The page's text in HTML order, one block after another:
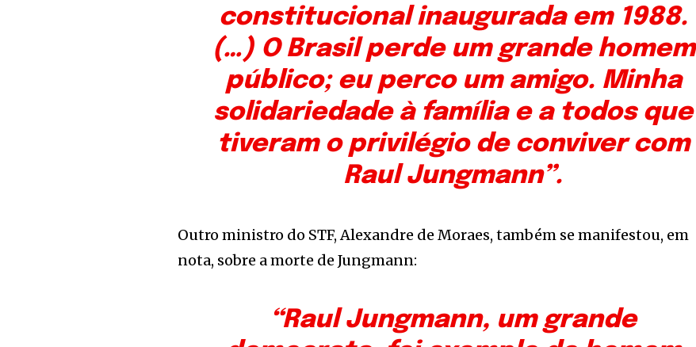
constitucional inaugurada em 1988.
(…) O Brasil perde um grande homem
público; eu perco um amigo. Minha
solidariedade à família e a todos que
tiveram o privilégio de conviver com
Raul Jungmann”.
Outro ministro do STF, Alexandre de Moraes, também se manifestou, em
nota, sobre a morte de Jungmann:
“Raul Jungmann, um grande